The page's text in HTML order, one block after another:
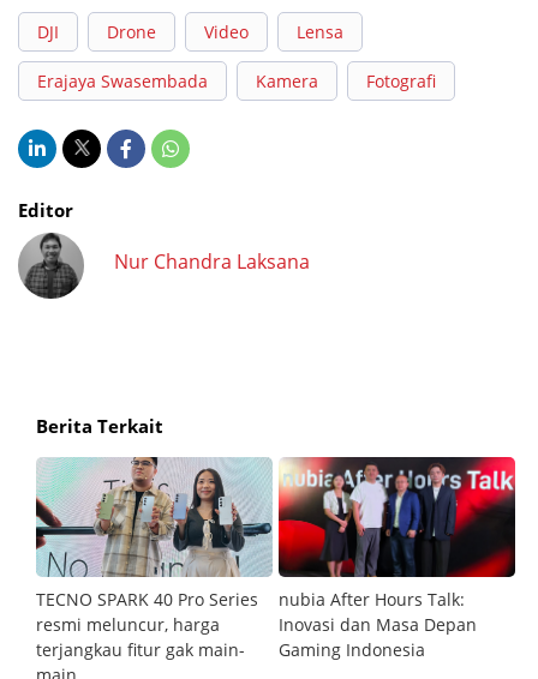
DJI Drone Video Lensa
Erajaya Swasembada Kamera Fotografi
Editor
Nur Chandra Laksana
Berita Terkait
TECNO SPARK 40 Pro Series
resmi meluncur, harga
terjangkau fitur gak main-
nubia After Hours Talk:
Inovasi dan Masa Depan
Gaming Indonesia